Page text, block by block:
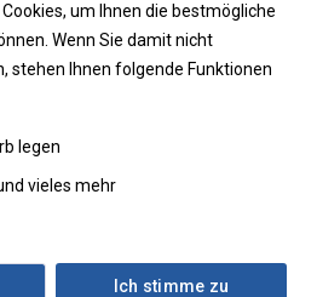
um Ihnen die bestmögliche
Wenn Sie damit nicht
stehen Ihnen folgende Funktionen
legen
vieles mehr
Ich stimme zu